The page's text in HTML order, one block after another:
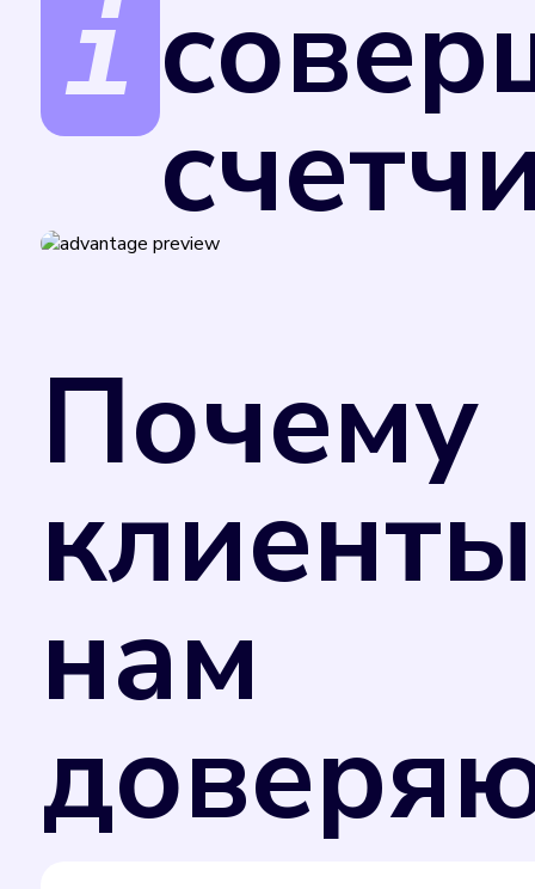
Поверка счетчиков обеспечивает
применения в сфере государственного
добровольном порядке. Однако
потребления коммунального ресурса в
отметкой в техническом паспорте
счетчика. Поэтому рекомендуем вам не
Почему
клиенты
нам